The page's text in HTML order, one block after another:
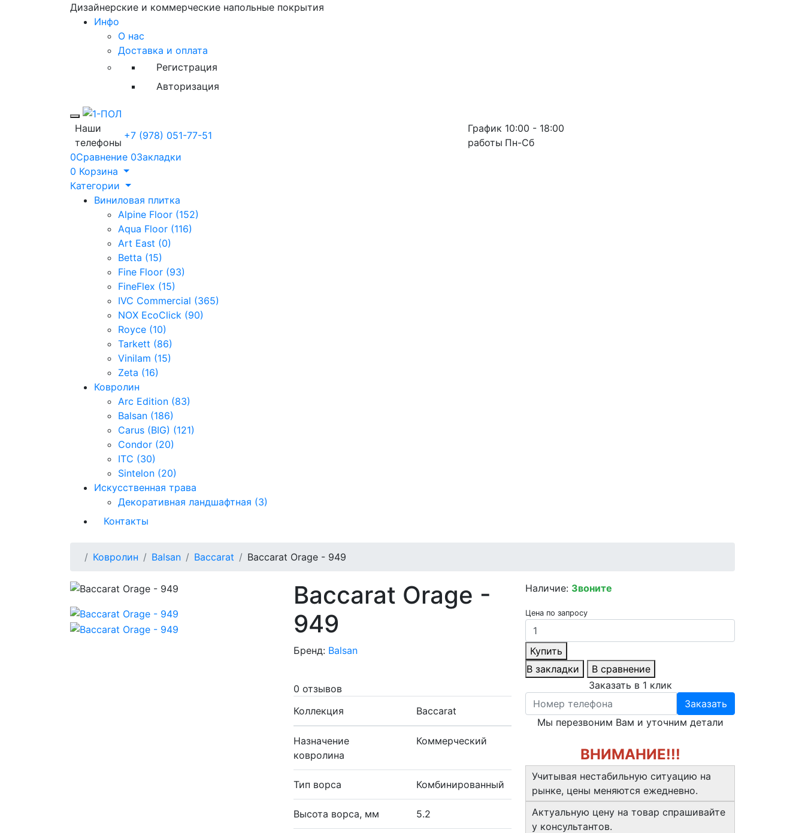
Дизайнерские и коммерческие напольные покрытия
Инфо
О нас
Доставка и оплата
Регистрация
Авторизация
Toggle mobile menu
Наши
телефоны
+7 (978) 051-77-51
График
работы
10:00 - 18:00
Пн-Сб
0Сравнение 0Закладки
0 Корзина
Категории
Виниловая плитка
Alpine Floor (152)
Aqua Floor (116)
Art East (0)
Betta (15)
Fine Floor (93)
FineFlex (15)
IVC Commercial (365)
NOX EcoClick (90)
Royce (10)
Tarkett (86)
Vinilam (15)
Zeta (16)
Ковролин
Arc Edition (83)
Balsan (186)
Carus (BIG) (121)
Condor (20)
ITC (30)
Sintelon (20)
Искусственная трава
Декоративная ландшафтная (3)
Контакты
Ковролин Balsan Baccarat Baccarat Orage - 949
Baccarat Orage -
949
Бренд: Balsan
0 отзывов
Коллекция
Baccarat
Назначение
ковролина
Коммерческий
Тип ворса Комбинированный
Высота ворса, мм 5.2
Наличие: Звоните
Цена по запросу
Купить
В закладки
В сравнение
Заказать в 1 клик
Заказать
Мы перезвоним Вам и уточним детали
ВНИМАНИЕ!!!
Учитывая нестабильную ситуацию на
рынке, цены меняются ежедневно.
Актуальную цену на товар спрашивайте
у консультантов.